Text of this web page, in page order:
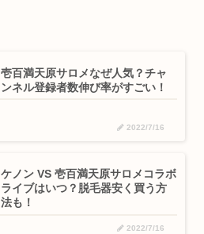
壱百満天原サロメなぜ人気？チャ
ンネル登録者数伸び率がすごい！
2022/7/16
ケノン VS 壱百満天原サロメコラボ
ライブはいつ？脱毛器安く買う方
法も！
2022/7/16